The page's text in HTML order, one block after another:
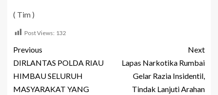
( Tim )
Post Views: 132
Previous
DIRLANTAS POLDA RIAU
HIMBAU SELURUH
MASYARAKAT YANG
Next
Lapas Narkotika Rumbai
Gelar Razia Insidentil,
Tindak Lanjuti Arahan